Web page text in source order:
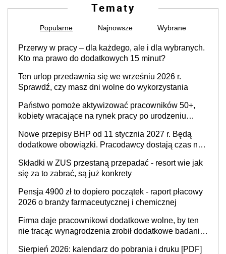
Tematy
Popularne Najnowsze Wybrane
Przerwy w pracy – dla każdego, ale i dla wybranych.
Kto ma prawo do dodatkowych 15 minut?
Ten urlop przedawnia się we wrześniu 2026 r.
Sprawdź, czy masz dni wolne do wykorzystania
Państwo pomoże aktywizować pracowników 50+,
kobiety wracające na rynek pracy po urodzeniu
neuroatypowe. Powstanie Fundusz na rzecz
Inkluzywności w Zatrudnianiu?
Nowe przepisy BHP od 11 stycznia 2027 r. Będą
dodatkowe obowiązki. Pracodawcy dostają czas na
Składki w ZUS przestaną przepadać - resort wie jak
się za to zabrać, są już konkrety
Pensja 4900 zł to dopiero początek - raport płacowy
2026 o branży farmaceutycznej i chemicznej
Firma daje pracownikowi dodatkowe wolne, by ten
nie tracąc wynagrodzenia zrobił dodatkowe badania.
Sierpień 2026: kalendarz do pobrania i druku [PDF]